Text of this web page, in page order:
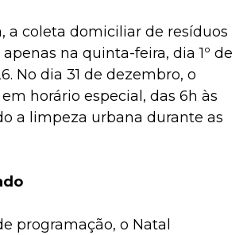
a coleta domiciliar de resíduos
na quinta-feira, dia 1º de
No dia 31 de dezembro, o
horário especial, das 6h às
a limpeza urbana durante as
programação, o Natal